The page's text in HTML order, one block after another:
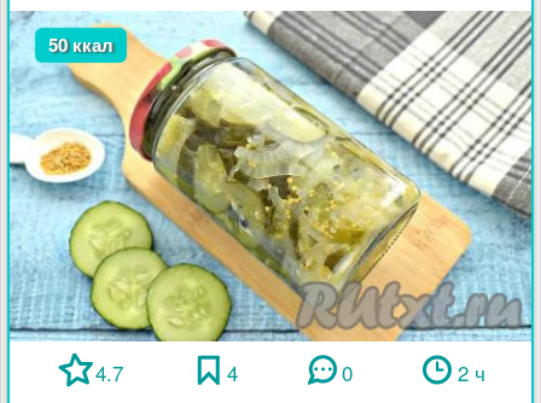
50 ккал
4.7 4 0 2 ч